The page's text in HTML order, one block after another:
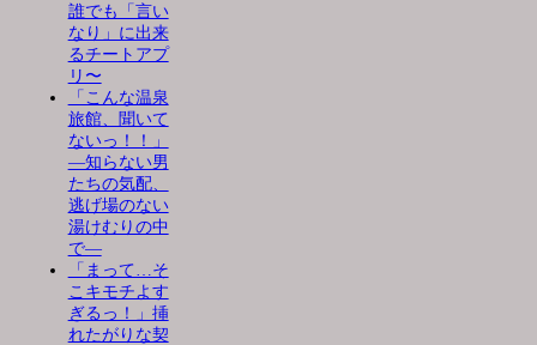
誰でも「言い
なり」に出来
るチートアプ
リ〜
「こんな温泉
旅館、聞いて
ないっ！！」
―知らない男
たちの気配、
逃げ場のない
湯けむりの中
で―
「まって…そ
こキモチよす
ぎるっ！」挿
れたがりな契